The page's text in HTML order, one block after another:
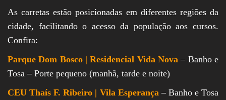
As carretas estão posicionadas em diferentes regiões da
cidade, facilitando o acesso da população aos cursos.
Confira:
Parque Dom Bosco | Residencial Vida Nova – Banho e
Tosa – Porte pequeno (manhã, tarde e noite)
CEU Thaís F. Ribeiro | Vila Esperança – Banho e Tosa